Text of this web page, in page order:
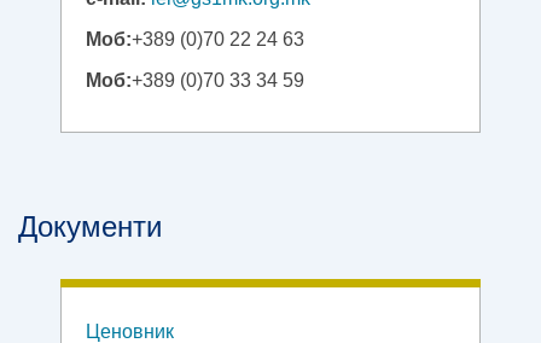
Моб:+389 (0)70 22 24 63
Моб:+389 (0)70 33 34 59
Документи
Ценовник